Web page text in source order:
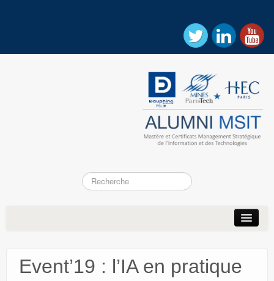
Association
Event’19 : l’IA en pratique